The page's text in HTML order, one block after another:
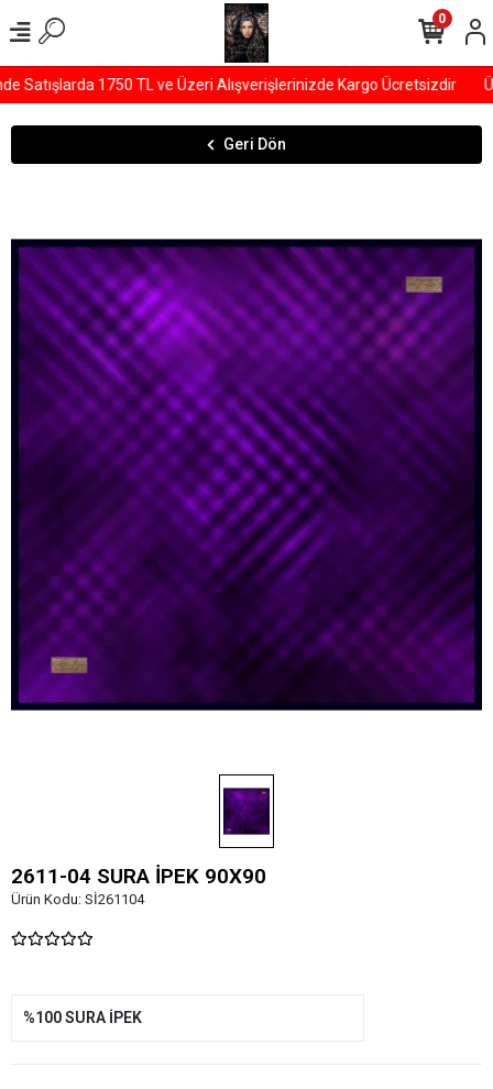
1750 TL ve Üzeri Alışverişlerinizde Kargo Ücretsizdir
0
Geri Dön
2611-04 SURA İPEK 90X90
Ürün Kodu: Sİ261104
%100 SURA İPEK